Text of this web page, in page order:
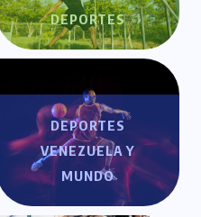
DEPORTES
DEPORTES
VENEZUELA Y
MUNDO